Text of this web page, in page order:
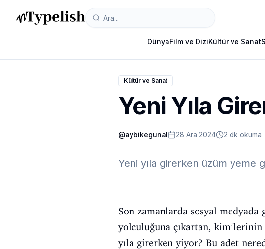
DünyaFilm ve DiziKültür ve Sanat
Kültür ve Sanat
Yeni Yıla
@aybikegunal 28 Ara 2024 2 dk okuma
Yeni yıla girerken üzüm yeme
Son zamanlarda sosyal medyada
yolculuğuna çıkartan, kimilerinin
yıla girerken yiyor? Bu adet